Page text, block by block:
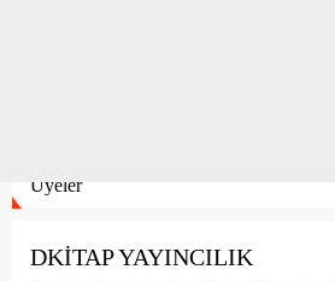
Üyeler
DKİTAP YAYINCILIK